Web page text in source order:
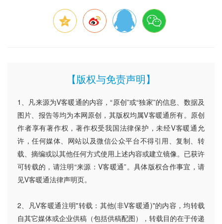
【版权与免责声明】
1、凡来源为V客暖通的内容，“原创”或“独家”的信息、数据及
图片、报告等均为本网原创，其版权均属V客暖通所有。原创
作者享有著作权，著作权受我国法律保护，未经V客暖通允
许，任何媒体、网站以及微信公众平台不得引用、复制、转
载、摘编或以其他任何方式使用上述内容或建立镜像。已获许
可转载的，请注明“来源：V客暖通”。具体版权合作事宜，请
见V客暖通法律声明页。
2、凡V客暖通注明"转载：其他(非V客暖通)"的内容，均转载
自其它媒体或企业供稿（包括供稿配图），转载目的在于传递